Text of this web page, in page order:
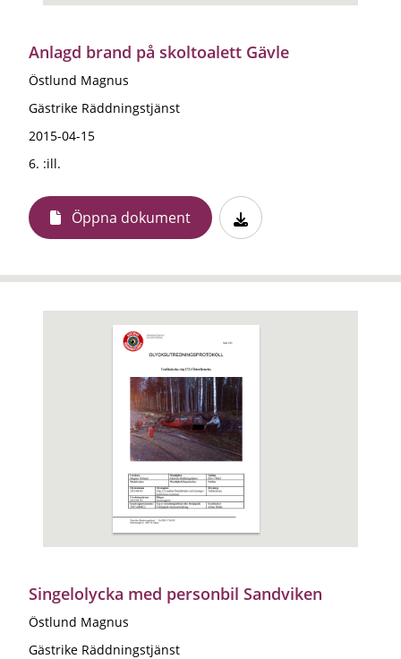
Anlagd brand på skoltoalett Gävle
Östlund Magnus
Gästrike Räddningstjänst
2015-04-15
6. :ill.
Öppna dokument
Singelolycka med personbil Sandviken
Östlund Magnus
Gästrike Räddningstjänst